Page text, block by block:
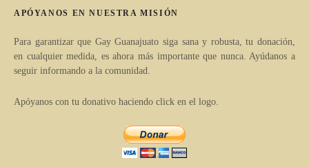
e
g
a
c
APÓYANOS EN NUESTRA MISIÓN
Para garantizar que Gay Guanajuato siga sana y robusta, tu donación,
en cualquier medida, es ahora más importante que nunca. Ayúdanos a
seguir informando a la comunidad.
Apóyanos con tu donativo haciendo click en el logo.